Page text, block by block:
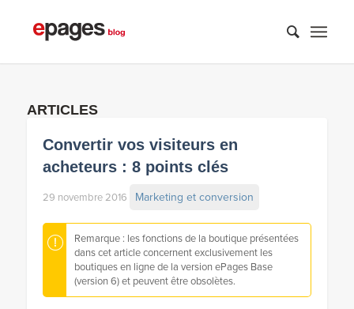
ARTICLES
Convertir vos visiteurs en
acheteurs : 8 points clés
29 novembre 2016 Marketing et conversion
Remarque : les fonctions de la boutique présentées
dans cet article concernent exclusivement les
boutiques en ligne de la version ePages Base
(version 6) et peuvent être obsolètes.